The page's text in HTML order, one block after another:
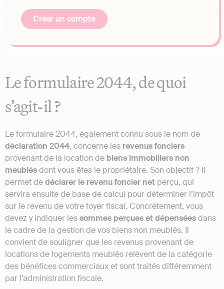
Créer un compte
Le formulaire 2044, de quoi
s’agit-il ?
Le formulaire 2044, également connu sous le nom de
déclaration 2044, concerne les revenus fonciers
provenant de la location de biens immobiliers non
meublésdont vous êtes le propriétaire. Son objectif ? Il
permet dedéclarer le revenu foncier net perçu, qui
servira ensuite de base de calcul pour déterminer l’impôt
sur le revenu de votre foyer fiscal. Concrètement, vous
devez y indiquer lessommes perçues et dépenséesdans
le cadre de la gestion de vos biens non meublés. Il
convient de souligner que les revenus provenant de
locations de logements meublés relèvent de la catégorie
des bénéfices commerciaux et sont traités différemment
par l’administration fiscale.